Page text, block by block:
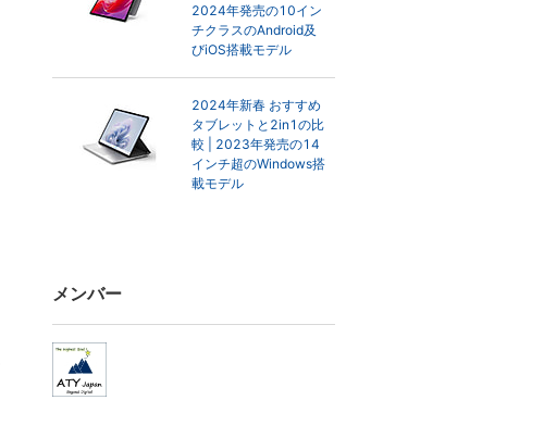
2024年発売の10イン
チクラスのAndroid及
びiOS搭載モデル
2024年新春 おすすめ
タブレットと2in1の比
較 | 2023年発売の14
インチ超のWindows搭
載モデル
メンバー